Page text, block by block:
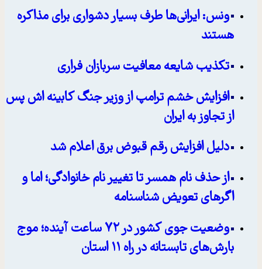
ونس: ایرانی‌ها طرف بسیار دشواری برای مذاکره
هستند
تکذیب شایعه معافیت سربازان فراری
افزایش خشم ترامپ از وزیر جنگ کابینه اش پس
از تجاوز به ایران
دلیل افزایش رقم قبوض برق اعلام شد
از حذف نام همسر تا تغییر نام خانوادگی؛ اما و
اگرهای تعویض شناسنامه
وضعیت جوی کشور در ۷۲ ساعت آینده؛ موج
بارش‌های تابستانه در راه ۱۱ استان